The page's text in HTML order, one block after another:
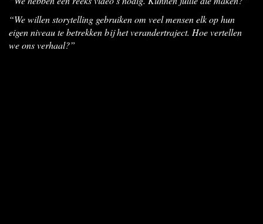
“We willen storytelling gebruiken om veel mensen elk op hun
eigen niveau te betrekken bij het verandertraject. Hoe vertellen
we ons verhaal?”